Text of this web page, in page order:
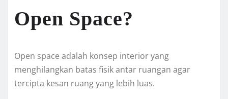
Open Space?
Open space adalah konsep interior yang
menghilangkan batas fisik antar ruangan agar
tercipta kesan ruang yang lebih luas.